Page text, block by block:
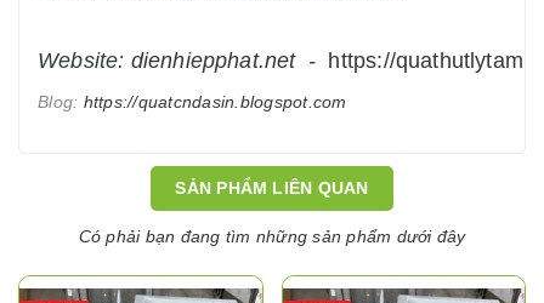
Website: dienhiepphat.net - https://
Blog: https://quatcndasin.blogspot.com
SẢN PHẨM LIÊN QUAN
Có phải bạn đang tìm những sản phẩm dưới đây